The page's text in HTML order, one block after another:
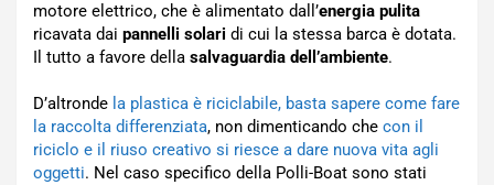
motore elettrico, che è alimentato dall’energia pulita
ricavata dai pannelli solari di cui la stessa barca è dotata.
Il tutto a favore della salvaguardia dell’ambiente.
D’altronde la plastica è riciclabile, basta sapere come fare
la raccolta differenziata, non dimenticando che con il
riciclo e il riuso creativo si riesce a dare nuova vita agli
oggetti. Nel caso specifico della Polli-Boat sono stati